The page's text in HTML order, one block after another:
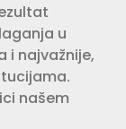
u
i najvažnije,
našem